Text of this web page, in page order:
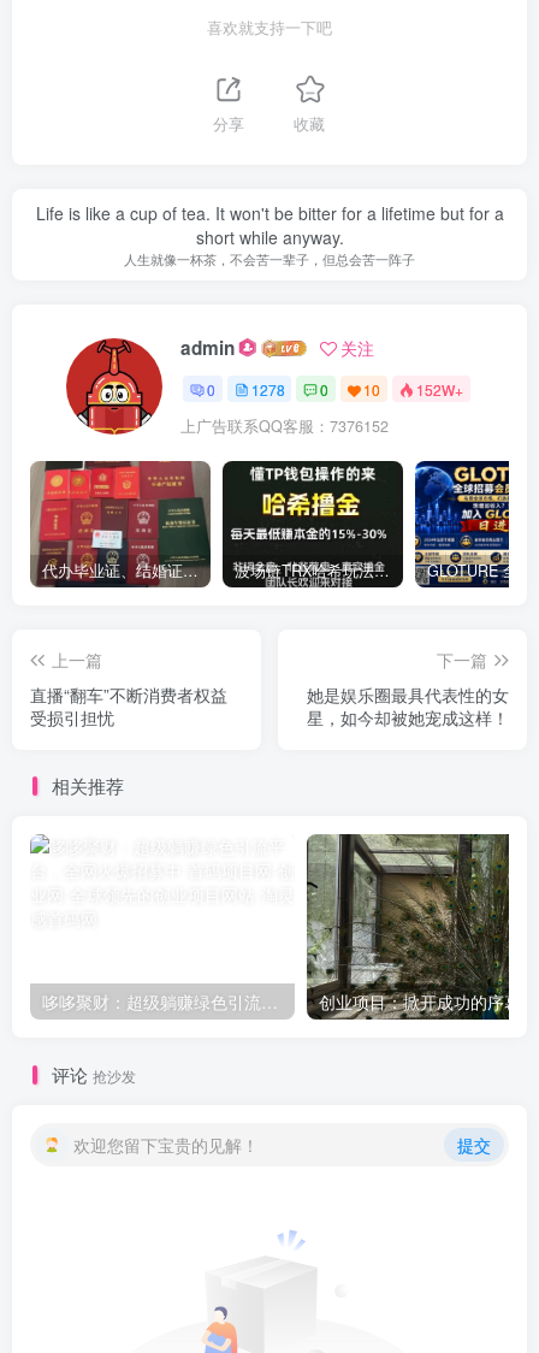
喜欢就支持一下吧
分享 收藏
Life is like a cup of tea. It won't be bitter for a lifetime but for a
short while anyway.
人生就像一杯茶，不会苦一辈子，但总会苦一阵子
admin 关注
0 1278 0 10 152W+
上广告联系QQ客服：7376152
代办毕业证、结婚证、房产证、不动产权证书、离婚证、中专/大专/高中 ​波场链TRX哈希玩法深度解析：低门槛也能实现稳定回报的新思路
上一篇
直播“翻车”不断消费者权益
受损引担忧
下一篇
她是娱乐圈最具代表性的女
星，如今却被她宠成这样！
相关推荐
哆哆聚财：超级躺赚绿色引流平台，全网火爆招募中
评论 抢沙发
欢迎您留下宝贵的见解！ 提交